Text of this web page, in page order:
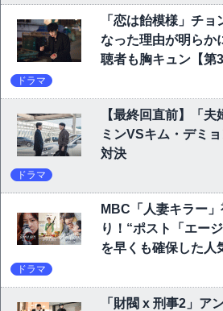
「恋は飴模様」チ
なった理由が明らか
聴者も胸キュン【第3
ドラマ
【最終回直前】「夫
ミンVSキム・デミ
対決
ドラマ
MBC「人妻キラー
り！“ポスト「エー
を早くも確保した人
ドラマ
「財閥 x 刑事2」ア